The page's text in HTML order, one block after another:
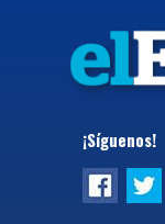
¡Síguenos!